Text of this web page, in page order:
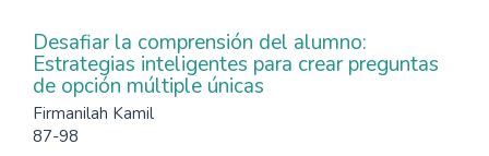
Desafiar la comprensión del alumno:
Estrategias inteligentes para crear preguntas
de opción múltiple únicas
Firmanilah Kamil
87-98